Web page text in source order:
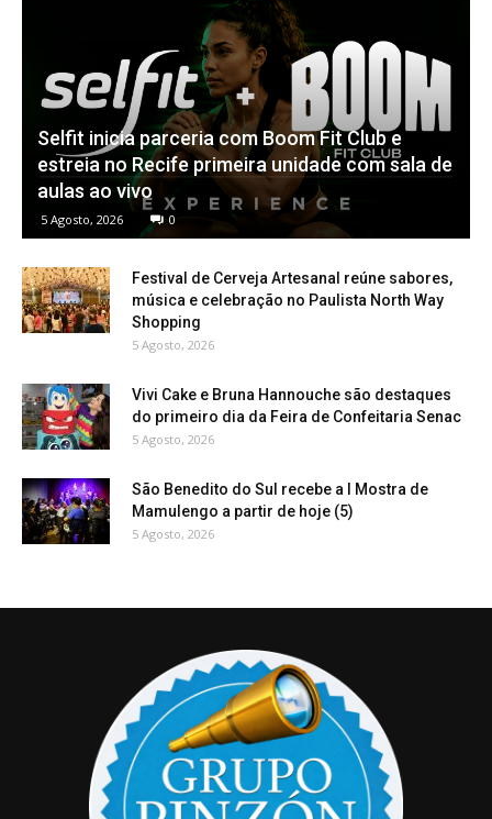
Selfit inicia parceria com Boom Fit Club e
estreia no Recife primeira unidade com sala de
aulas ao vivo
5 Agosto, 2026 0
Festival de Cerveja Artesanal reúne sabores,
música e celebração no Paulista North Way
Shopping
5 Agosto, 2026
Vivi Cake e Bruna Hannouche são destaques
do primeiro dia da Feira de Confeitaria Senac
5 Agosto, 2026
São Benedito do Sul recebe a I Mostra de
Mamulengo a partir de hoje (5)
5 Agosto, 2026